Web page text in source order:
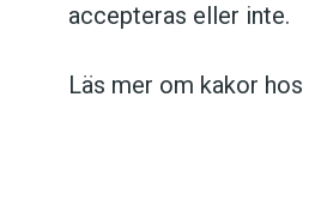
accepteras eller inte.
Läs mer om kakor hos